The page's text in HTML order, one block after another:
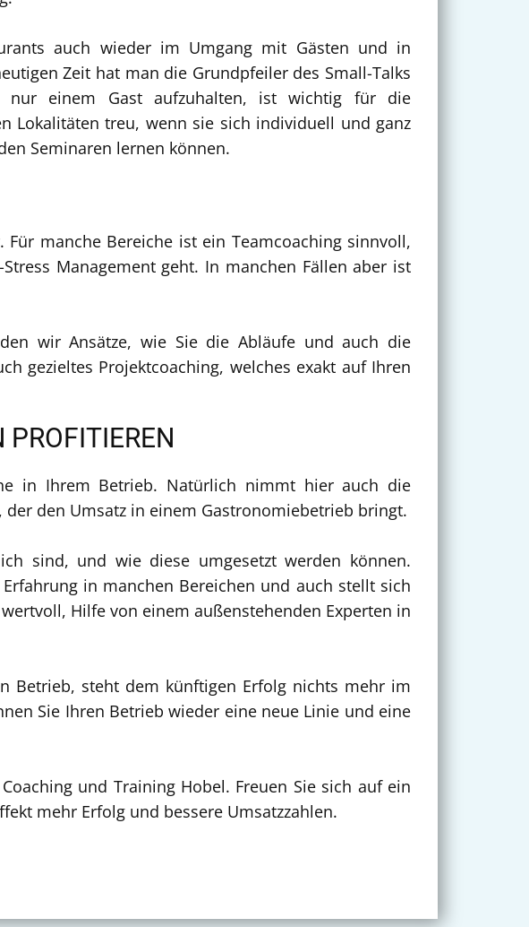
auch wieder im Umgang mit Gästen und in
Zeit hat man die Grundpfeiler des Small-Talks
nur einem Gast aufzuhalten, ist wichtig für die
Lokalitäten treu, wenn sie sich individuell und ganz
Seminaren lernen können.
manche Bereiche ist ein Teamcoaching sinnvoll,
Management geht. In manchen Fällen aber ist
wir Ansätze, wie Sie die Abläufe und auch die
gezieltes Projektcoaching, welches exakt auf Ihren
in Ihrem Betrieb. Natürlich nimmt hier auch die
den Umsatz in einem Gastronomiebetrieb bringt.
sind, und wie diese umgesetzt werden können.
in manchen Bereichen und auch stellt sich
Hilfe von einem außenstehenden Experten in
Betrieb, steht dem künftigen Erfolg nichts mehr im
Sie Ihren Betrieb wieder eine neue Linie und eine
und Training Hobel. Freuen Sie sich auf ein
mehr Erfolg und bessere Umsatzzahlen.